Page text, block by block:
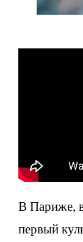
В Париже,
первый